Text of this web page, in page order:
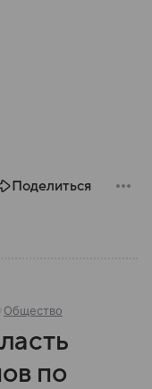
Поделиться
Общество
по